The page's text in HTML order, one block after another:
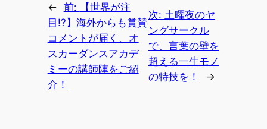
← 前:
【世界が注
目!?】海外からも賞賛
コメントが届く、オ
スカーダンスアカデ
ミーの講師陣をご紹
介！
次: 土曜夜のヤ
ングサークル
で、言葉の壁を
超える一生モノ
の特技を！
→